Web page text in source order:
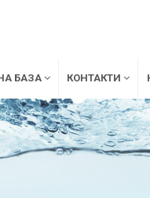
БАЗА КОНТАКТИ